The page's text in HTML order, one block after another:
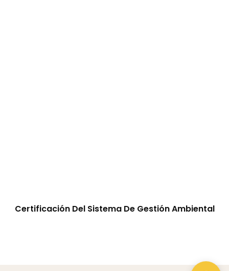
Certificación Del Sistema De Gestión Ambiental